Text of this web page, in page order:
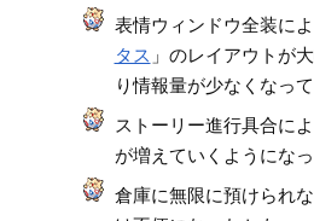
表情ウィンドウ全装に
タス 」のレイアウトが
り情報量が少なくなって
ストーリー進行具合に
が増えていくようになっ
倉庫に無限に預けられ